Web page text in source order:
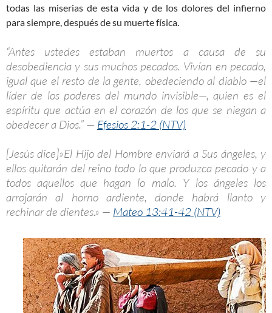
todas las miserias de esta vida y de los dolores del infierno
para siempre, después de su muerte física.
“Antes ustedes estaban muertos a causa de su
desobediencia y sus muchos pecados. Vivían en pecado,
igual que el resto de la gente, obedeciendo al diablo —el
líder de los poderes del mundo invisible—, quien es el
espíritu que actúa en el corazón de los que se niegan a
obedecer a Dios.” — Efesios 2:1-2 (NTV)
[Jesús dice]»El Hijo del Hombre enviará a Sus ángeles, y
ellos quitarán del reino todo lo que produzca pecado y a
todos aquellos que hagan lo malo. Y los ángeles los
arrojarán al horno ardiente, donde habrá llanto y
rechinar de dientes.» — Mateo 13:41-42 (NTV)